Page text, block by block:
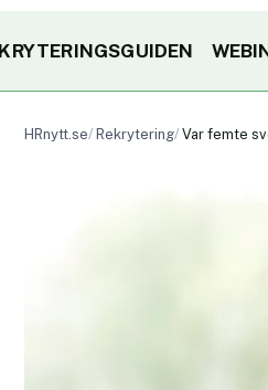
HRnytt.se Rekrytering Var femte